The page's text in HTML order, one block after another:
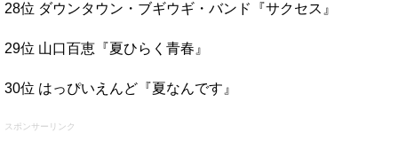
28位 ダウンタウン・ブギウギ・バンド『サクセス』
29位 山口百恵『夏ひらく青春』
30位 はっぴいえんど『夏なんです』
スポンサーリンク